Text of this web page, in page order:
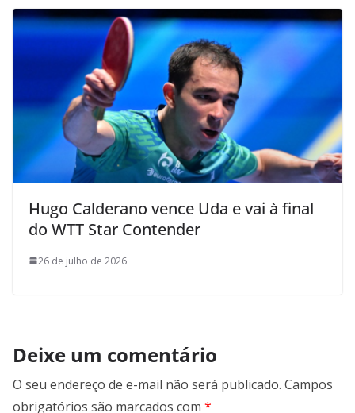
Hugo Calderano vence Uda e vai à final
do WTT Star Contender
26 de julho de 2026
Deixe um comentário
O seu endereço de e-mail não será publicado. Campos
obrigatórios são marcados com *